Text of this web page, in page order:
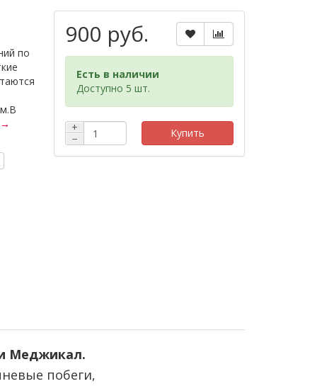
по
900 руб.
Есть в наличии
Доступно 5 шт.
+
−
Купить
Меджикал.
побеги,